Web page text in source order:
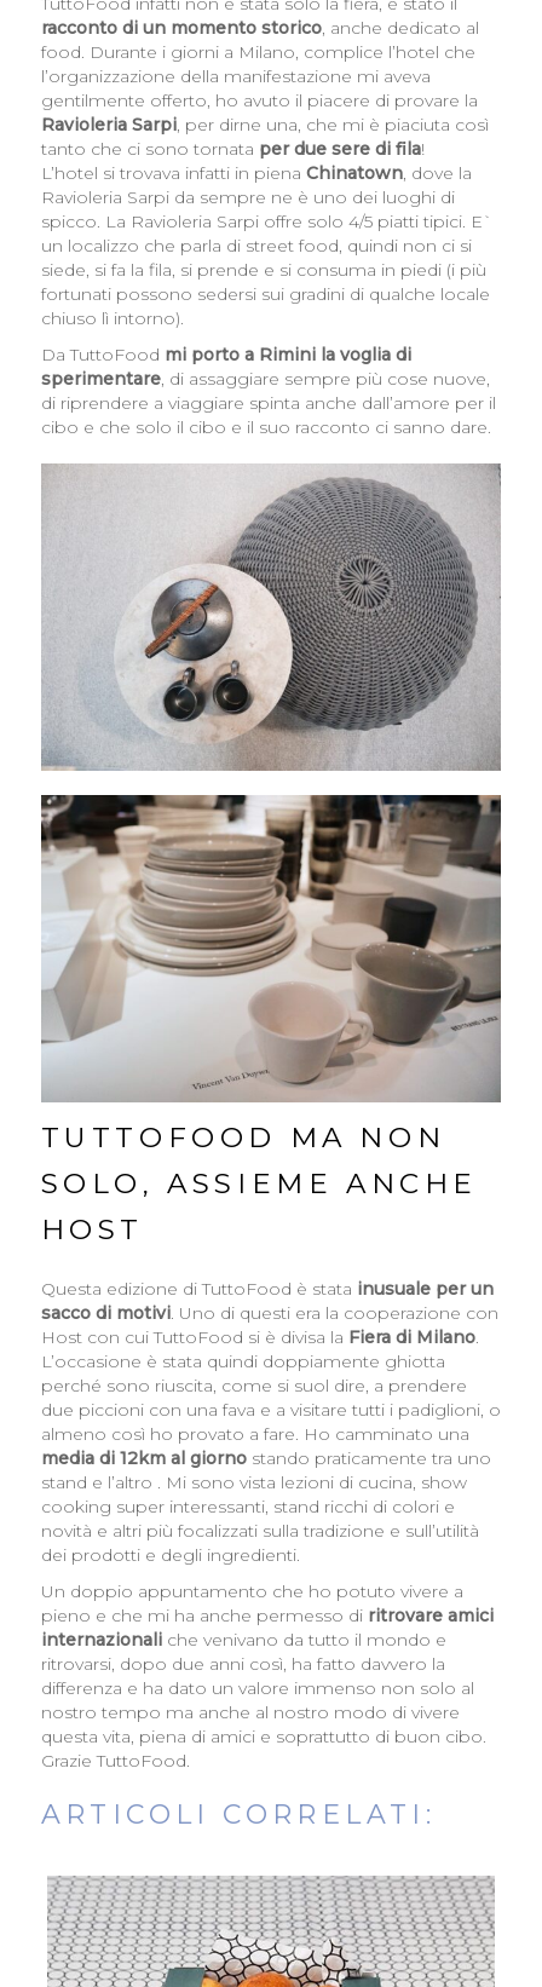
racconto di un momento storico, anche dedicato al
food. Durante i giorni a Milano, complice l’hotel che
l’organizzazione della manifestazione mi aveva
gentilmente offerto, ho avuto il piacere di provare la
Ravioleria Sarpi, per dirne una, che mi è piaciuta così
tanto che ci sono tornata per due sere di fila!
L’hotel si trovava infatti in piena Chinatown, dove la
Ravioleria Sarpi da sempre ne è uno dei luoghi di
spicco. La Ravioleria Sarpi offre solo 4/5 piatti tipici. E`
un localizzo che parla di street food, quindi non ci si
siede, si fa la fila, si prende e si consuma in piedi (i più
fortunati possono sedersi sui gradini di qualche locale
chiuso lì intorno).
Da TuttoFood mi porto a Rimini la voglia di
sperimentare, di assaggiare sempre più cose nuove,
di riprendere a viaggiare spinta anche dall’amore per il
cibo e che solo il cibo e il suo racconto ci sanno dare.
TUTTOFOOD MA NON
SOLO, ASSIEME ANCHE
HOST
Questa edizione di TuttoFood è stata inusuale per un
sacco di motivi. Uno di questi era la cooperazione con
Host con cui TuttoFood si è divisa la Fiera di Milano.
L’occasione è stata quindi doppiamente ghiotta
perché sono riuscita, come si suol dire, a prendere
due piccioni con una fava e a visitare tutti i padiglioni, o
almeno così ho provato a fare. Ho camminato una
media di 12km al giornostando praticamente tra uno
stand e l’altro . Mi sono vista lezioni di cucina, show
cooking super interessanti, stand ricchi di colori e
novità e altri più focalizzati sulla tradizione e sull’utilità
dei prodotti e degli ingredienti.
Un doppio appuntamento che ho potuto vivere a
pieno e che mi ha anche permesso di ritrovare amici
internazionaliche venivano da tutto il mondo e
ritrovarsi, dopo due anni così, ha fatto davvero la
differenza e ha dato un valore immenso non solo al
nostro tempo ma anche al nostro modo di vivere
questa vita, piena di amici e soprattutto di buon cibo.
Grazie TuttoFood.
ARTICOLI CORRELATI: